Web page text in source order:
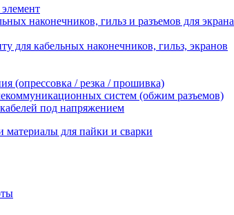
наконечников, гильз и разъемов для экрана
для кабельных наконечников, гильз, экранов
(опрессовка / резка / прошивка)
систем (обжим разъемов)
под напряжением
материалы для пайки и сварки